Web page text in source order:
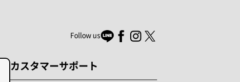
Follow us
カスタマーサポート